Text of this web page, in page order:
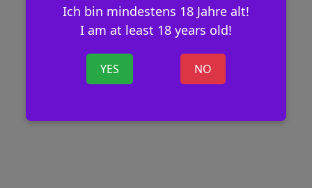
Ich bin mindestens 18 Jahre alt!
I am at least 18 years old!
YES NO